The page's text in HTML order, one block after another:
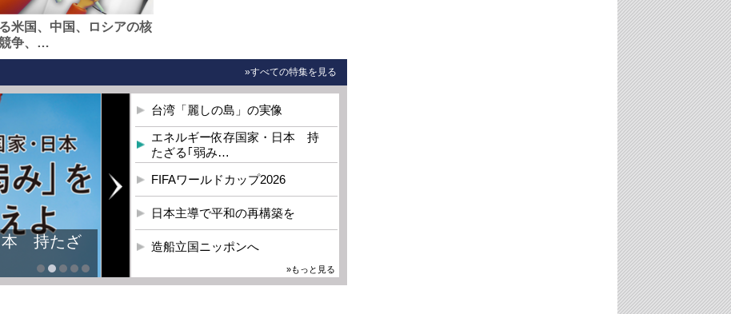
米国、中国、ロシアの核
争、…
»すべての特集を見る
本 持たざ
台湾「麗しの島」の実像
エネルギー依存国家・日本 持
たざる｢弱み…
FIFAワールドカップ2026
日本主導で平和の再構築を
造船立国ニッポンへ
»もっと見る